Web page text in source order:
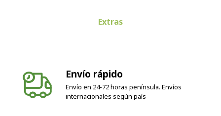
Extras
Envío rápido
Envío en 24-72 horas península. Envíos
internacionales según país